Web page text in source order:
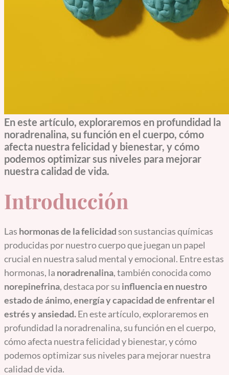
En este artículo, exploraremos en profundidad la
noradrenalina, su función en el cuerpo, cómo
afecta nuestra felicidad y bienestar, y cómo
podemos optimizar sus niveles para mejorar
nuestra calidad de vida.
Introducción
Las hormonas de la felicidadson sustancias químicas
producidas por nuestro cuerpo que juegan un papel
crucial en nuestra salud mental y emocional. Entre estas
hormonas, la noradrenalina, también conocida como
norepinefrina, destaca por su influencia en nuestro
estado de ánimo, energía y capacidad de enfrentar el
estrés y ansiedad.En este artículo, exploraremos en
profundidad la noradrenalina, su función en el cuerpo,
cómo afecta nuestra felicidad y bienestar, y cómo
podemos optimizar sus niveles para mejorar nuestra
calidad de vida.